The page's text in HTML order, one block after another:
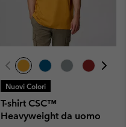
Nuovi Colori
T-shirt CSC™
Heavyweight da uomo